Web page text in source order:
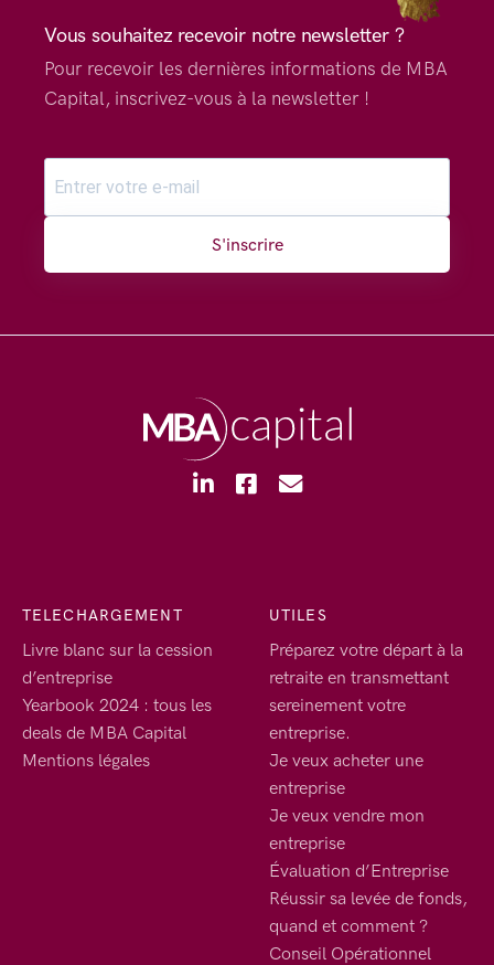
Vous souhaitez recevoir notre newsletter ?
Pour recevoir les dernières informations de MBA
Capital, inscrivez-vous à la newsletter !
S'inscrire
TELECHARGEMENT
Livre blanc sur la cession
d’entreprise
Yearbook 2024 : tous les
deals de MBA Capital
Mentions légales
UTILES
Préparez votre départ à la
retraite en transmettant
sereinement votre
entreprise.
Je veux acheter une
entreprise
Je veux vendre mon
entreprise
Évaluation d’Entreprise
Réussir sa levée de fonds,
quand et comment ?
Conseil Opérationnel